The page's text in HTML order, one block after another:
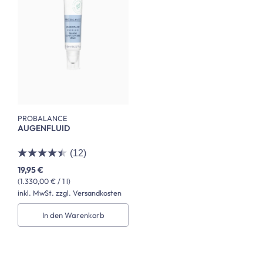
PROBALANCE
AUGENFLUID
(12)
(1.330,00 € / 1 l)
19,95 €
inkl. MwSt. zzgl. Versandkosten
In den Warenkorb